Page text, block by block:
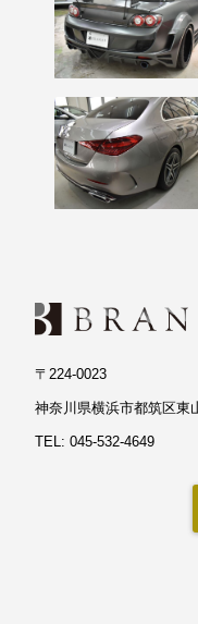
〒224-0023
神奈川県横浜市都筑区東
TEL: 045-532-4649